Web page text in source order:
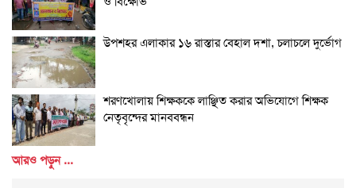
উপশহর এলাকার ১৬ রাস্তার বেহাল দশা, চলাচলে দুর্ভোগ
শরণখোলায় শিক্ষককে লাঞ্ছিত করার অভিযোগে শিক্ষক
নেতৃবৃন্দের মানববন্ধন
আরও পড়ুন ...